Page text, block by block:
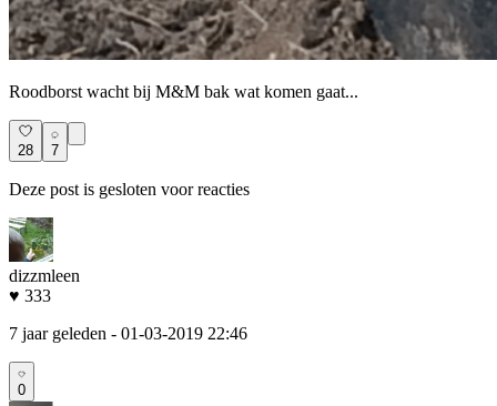
Roodborst wacht bij M&M bak wat komen gaat...
28 7
Deze post is gesloten voor reacties
dizzmleen
♥ 333
7 jaar geleden - 01-03-2019 22:46
0